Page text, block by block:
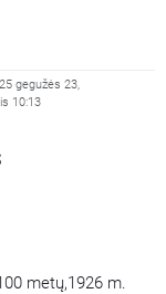
gegužės 23,
10:13
metų,1926 m.